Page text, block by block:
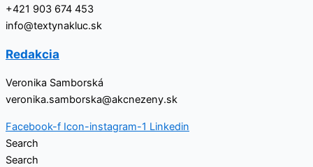
+421 903 674 453
info@textynakluc.sk
Redakcia
Veronika Samborská
veronika.samborska@akcnezeny.sk
Facebook-f Icon-instagram-1 Linkedin
Search
Search